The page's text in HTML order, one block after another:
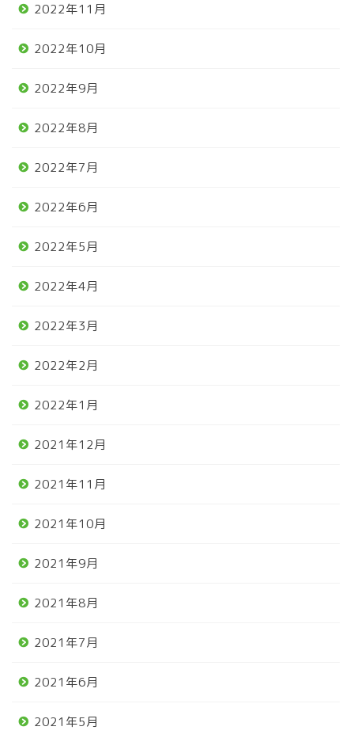
2022年11月
2022年10月
2022年9月
2022年8月
2022年7月
2022年6月
2022年5月
2022年4月
2022年3月
2022年2月
2022年1月
2021年12月
2021年11月
2021年10月
2021年9月
2021年8月
2021年7月
2021年6月
2021年5月